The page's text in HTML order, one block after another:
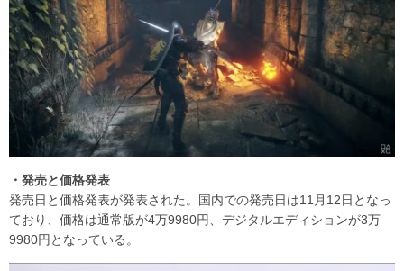
・発売と価格発表
発売日と価格発表が発表された。国内での発売日は11月12日となっ
ており、価格は通常版が4万9980円、デジタルエディションが3万
9980円となっている。